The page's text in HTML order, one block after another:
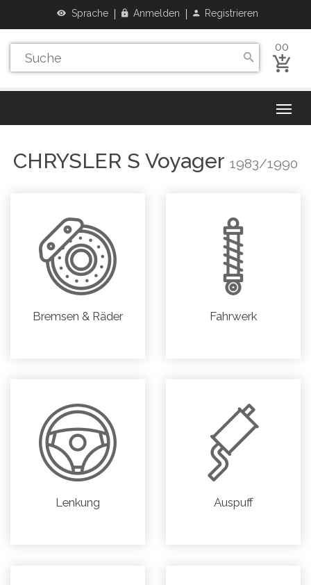
Sprache Anmelden Registrieren
00
CHRYSLER S Voyager 1983/1990
Bremsen & Räder Fahrwerk
Lenkung Auspuff